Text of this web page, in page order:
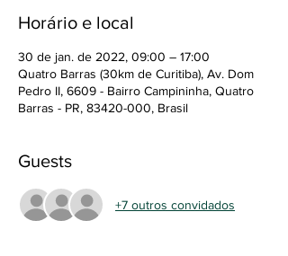
Horário e local
30 de jan. de 2022, 09:00 – 17:00
Quatro Barras (30km de Curitiba), Av. Dom
Pedro II, 6609 - Bairro Campininha, Quatro
Barras - PR, 83420-000, Brasil
Guests
+7 outros convidados